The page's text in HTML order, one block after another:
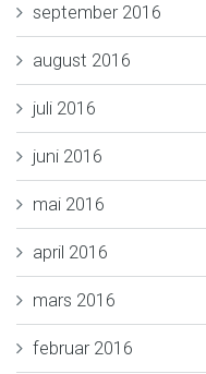
september 2016
august 2016
juli 2016
juni 2016
mai 2016
april 2016
mars 2016
februar 2016